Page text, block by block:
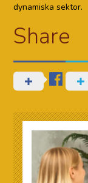
dynamiska sektor.
Share